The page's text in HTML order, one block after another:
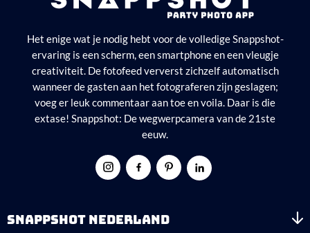
Het enige wat je nodig hebt voor de volledige Snappshot-
ervaring is een scherm, een smartphone en een vleugje
creativiteit. De fotofeed ververst zichzelf automatisch
wanneer de gasten aan het fotograferen zijn geslagen;
voeg er leuk commentaar aan toe en voila. Daar is die
extase! Snappshot: De wegwerpcamera van de 21ste
eeuw.
SNAPPSHOT NEDERLAND